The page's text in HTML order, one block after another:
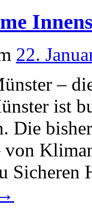
22.
–
ist
Die
von
Sicheren